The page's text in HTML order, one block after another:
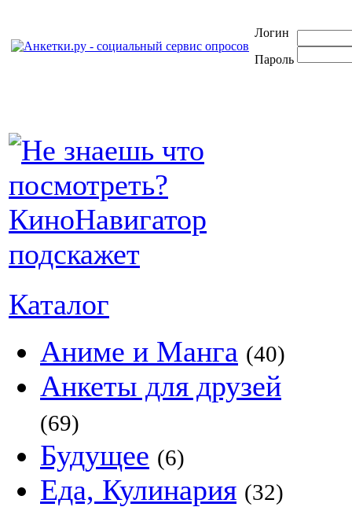
Логин
Пароль
Каталог
Аниме и Манга (40)
Анкеты для друзей
(69)
Будущее (6)
Еда, Кулинария (32)